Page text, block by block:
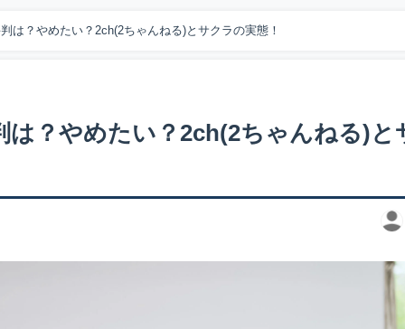
は？やめたい？2ch(2ちゃんねる)とサクラの実態！
は？やめたい？2ch(2ちゃんねる)と